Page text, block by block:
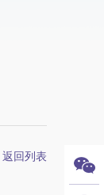
返回列表